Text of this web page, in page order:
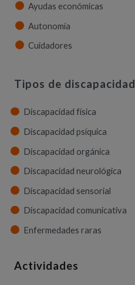
Ayudas económicas
Autonomía
Cuidadores
Tipos de discapacidad
Discapacidad física
Discapacidad psíquica
Discapacidad orgánica
Discapacidad neurológica
Discapacidad sensorial
Discapacidad comunicativa
Enfermedades raras
Actividades